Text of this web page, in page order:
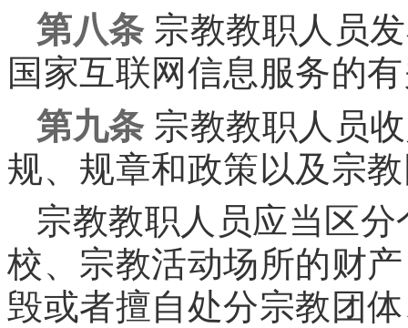
第八条宗教教职人员
国家互联网信息服务的
第九条宗教教职人员
规、规章和政策以及宗
宗教教职人员应当区
校、宗教活动场所的财
毁或者擅自处分宗教团